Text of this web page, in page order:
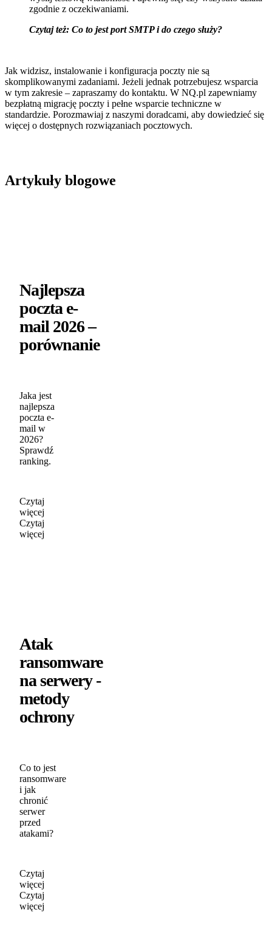
zgodnie z oczekiwaniami.
Czytaj też: Co to jest port SMTP i do czego służy?
Jak widzisz, instalowanie i konfiguracja poczty nie są
skomplikowanymi zadaniami. Jeżeli jednak potrzebujesz wsparcia
w tym zakresie – zapraszamy do kontaktu. W NQ.pl zapewniamy
bezpłatną migrację poczty i pełne wsparcie techniczne w
standardzie. Porozmawiaj z naszymi doradcami, aby dowiedzieć się
więcej o dostępnych rozwiązaniach pocztowych.
Artykuły blogowe
Najlepsza
poczta e-
mail 2026 –
porównanie
Jaka jest
najlepsza
poczta e-
mail w
2026?
Sprawdź
ranking.
Czytaj
więcej
Czytaj
więcej
Atak
ransomware
na serwery -
metody
ochrony
Co to jest
ransomware
i jak
chronić
serwer
przed
atakami?
Czytaj
więcej
Czytaj
więcej